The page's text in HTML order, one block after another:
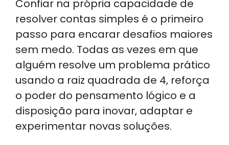
Confiar na própria capacidade de
resolver contas simples é o primeiro
passo para encarar desafios maiores
sem medo. Todas as vezes em que
alguém resolve um problema prático
usando a raiz quadrada de 4, reforça
o poder do pensamento lógico e a
disposição para inovar, adaptar e
experimentar novas soluções.